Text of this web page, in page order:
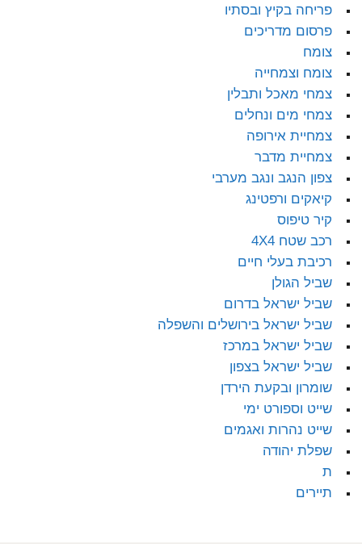
פריחה בקיץ ובסתיו
פרסום מדריכים
צומח
צומח וצמחייה
צמחי מאכל ותבלין
צמחי מים ונחלים
צמחיית אירופה
צמחיית מדבר
צפון הנגב ונגב מערבי
קיאקים ורפטינג
קיר טיפוס
רכב שטח 4X4
רכיבת בעלי חיים
שביל הגולן
שביל ישראל בדרום
שביל ישראל בירושלים והשפלה
שביל ישראל במרכז
שביל ישראל בצפון
שומרון ובקעת הירדן
שייט וספורט ימי
שייט נהרות ואגמים
שפלת יהודה
ת
תיירים